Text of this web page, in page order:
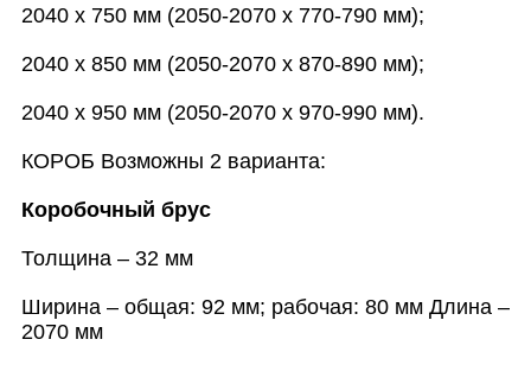
2040 х 750 мм (2050-2070 х 770-790 мм);
2040 х 850 мм (2050-2070 х 870-890 мм);
2040 х 950 мм (2050-2070 х 970-990 мм).
КОРОБ Возможны 2 варианта:
Коробочный брус
Толщина – 32 мм
Ширина – общая: 92 мм; рабочая: 80 мм Длина –
2070 мм